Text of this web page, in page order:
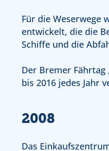
Für die Weserwege
entwickelt, die die
Schiffe und die
Der Bremer Fährtag
bis 2016 jedes Jahr
2008
Das